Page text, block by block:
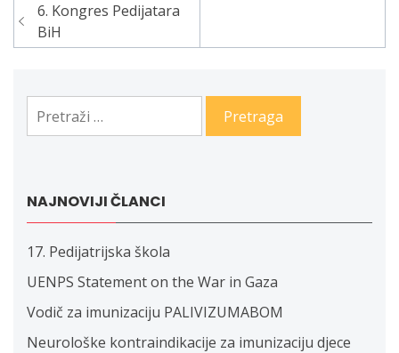
Navigacija
članaka
6. Kongres Pedijatara
BiH
Pretraga:
NAJNOVIJI ČLANCI
17. Pedijatrijska škola
UENPS Statement on the War in Gaza
Vodič za imunizaciju PALIVIZUMABOM
Neurološke kontraindikacije za imunizaciju djece